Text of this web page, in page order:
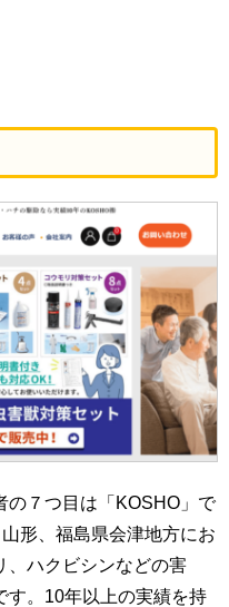
の７つ目は「KOSHO」で
形、福島県会津地方にお
、ハクビシンなどの害
す。10年以上の実績を持